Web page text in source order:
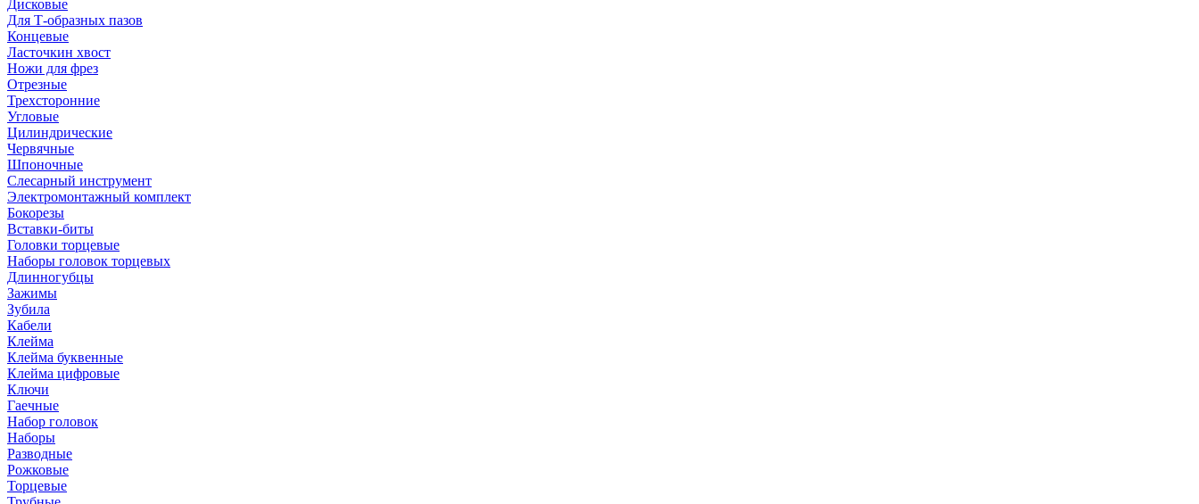
Дисковые
Для Т-образных пазов
Концевые
Ласточкин хвост
Ножи для фрез
Отрезные
Трехсторонние
Угловые
Цилиндрические
Червячные
Шпоночные
Слесарный инструмент
Электромонтажный комплект
Бокорезы
Вставки-биты
Головки торцевые
Наборы головок торцевых
Длинногубцы
Зажимы
Зубила
Кабели
Клейма
Клейма буквенные
Клейма цифровые
Ключи
Гаечные
Набор головок
Наборы
Разводные
Рожковые
Торцевые